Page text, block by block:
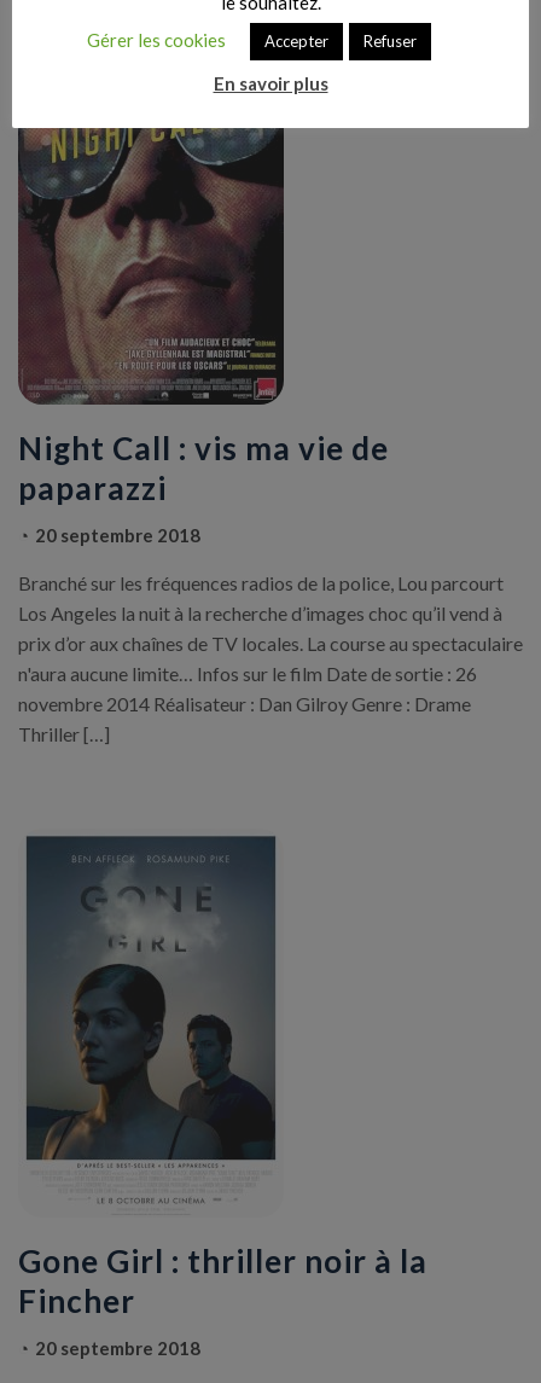
Night Call : vis ma vie de
paparazzi
20 septembre 2018
Branché sur les fréquences radios de la police, Lou parcourt
Los Angeles la nuit à la recherche d’images choc qu’il vend à
prix d’or aux chaînes de TV locales. La course au spectaculaire
n'aura aucune limite… Infos sur le film Date de sortie : 26
novembre 2014 Réalisateur : Dan Gilroy Genre : Drame
Thriller […]
Gone Girl : thriller noir à la
Fincher
20 septembre 2018
Gérer les cookies
Accepter Refuser
En savoir plus